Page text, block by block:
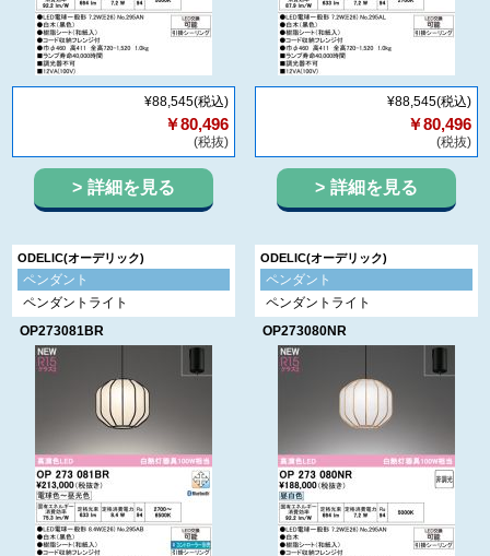
¥88,545(税込)
￥80,496
(税抜)
詳細を見る
¥88,545(税込)
￥80,496
(税抜)
詳細を見る
ODELIC(オーデリック)
ペンダント
ペンダントライト
OP273081BR
ODELIC(オーデリック)
ペンダント
ペンダントライト
OP273080NR